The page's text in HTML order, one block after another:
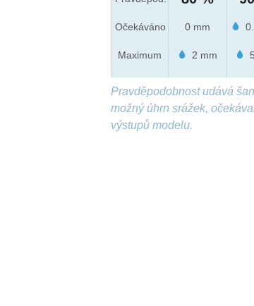
Očekáváno
Maximum
0 mm
2 mm
Pravděpodobnost udává
možný úhrn srážek,
výstupů modelu.